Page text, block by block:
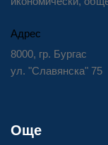
Адрес
8000, гр. Бургас
ул. "Славянска" 75
Още